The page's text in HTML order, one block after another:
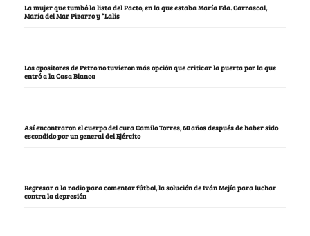
La mujer que tumbó la lista del Pacto, en la que estaba María Fda. Carrascal,
María del Mar Pizarro y “Lalis
Los opositores de Petro no tuvieron más opción que criticar la puerta por la que
entró a la Casa Blanca
Así encontraron el cuerpo del cura Camilo Torres, 60 años después de haber sido
escondido por un general del Ejército
Regresar a la radio para comentar fútbol, la solución de Iván Mejía para luchar
contra la depresión